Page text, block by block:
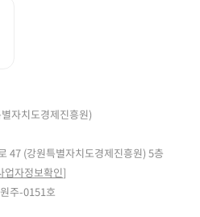
자치도경제진흥원)
47 (강원특별자치도경제진흥원) 5층
업자정보확인]
주-0151호